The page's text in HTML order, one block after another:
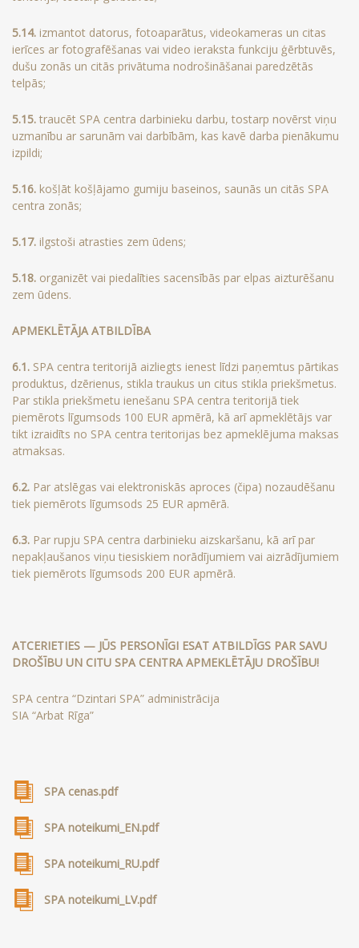
5.14. izmantot datorus, fotoaparātus, videokameras un citas
ierīces ar fotografēšanas vai video ieraksta funkciju ģērbtuvēs,
dušu zonās un citās privātuma nodrošināšanai paredzētās
telpās;
5.15. traucēt SPA centra darbinieku darbu, tostarp novērst viņu
uzmanību ar sarunām vai darbībām, kas kavē darba pienākumu
izpildi;
5.16. košļāt košļājamo gumiju baseinos, saunās un citās SPA
centra zonās;
5.17. ilgstoši atrasties zem ūdens;
5.18. organizēt vai piedalīties sacensībās par elpas aizturēšanu
zem ūdens.
APMEKLĒTĀJA ATBILDĪBA
6.1. SPA centra teritorijā aizliegts ienest līdzi paņemtus pārtikas
produktus, dzērienus, stikla traukus un citus stikla priekšmetus.
Par stikla priekšmetu ienešanu SPA centra teritorijā tiek
piemērots līgumsods 100 EUR apmērā, kā arī apmeklētājs var
tikt izraidīts no SPA centra teritorijas bez apmeklējuma maksas
atmaksas.
6.2. Par atslēgas vai elektroniskās aproces (čipa) nozaudēšanu
tiek piemērots līgumsods 25 EUR apmērā.
6.3. Par rupju SPA centra darbinieku aizskaršanu, kā arī par
nepakļaušanos viņu tiesiskiem norādījumiem vai aizrādījumiem
tiek piemērots līgumsods 200 EUR apmērā.
ATCERIETIES — JŪS PERSONĪGI ESAT ATBILDĪGS PAR SAVU
DROŠĪBU UN CITU SPA CENTRA APMEKLĒTĀJU DROŠĪBU!
SPA centra “Dzintari SPA” administrācija
SIA “Arbat Rīga”
SPA cenas.pdf
SPA noteikumi_EN.pdf
SPA noteikumi_RU.pdf
SPA noteikumi_LV.pdf